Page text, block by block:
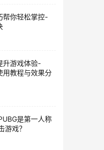
帮你轻松掌控-
升游戏体验-
用教程与效果分
是第一人称
游戏？